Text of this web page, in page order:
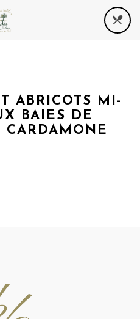
ABRICOTS MI-
BAIES DE
CARDAMONE